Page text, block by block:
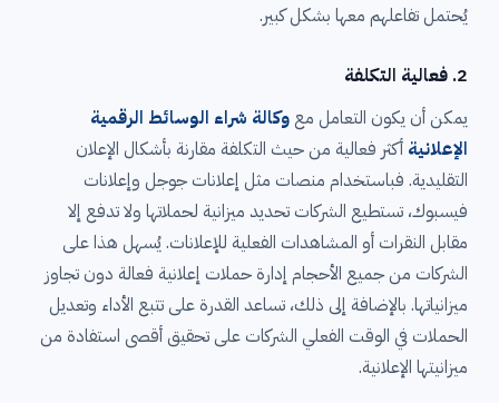
يُحتمل تفاعلهم معها بشكل كبير.
2. فعالية التكلفة
يمكن أن يكون التعامل مع وكالة شراء الوسائط الرقمية
الإعلانية أكثر فعالية من حيث التكلفة مقارنة بأشكال الإعلان
التقليدية. فباستخدام منصات مثل إعلانات جوجل وإعلانات
فيسبوك، تستطيع الشركات تحديد ميزانية لحملاتها ولا تدفع إلا
مقابل النقرات أو المشاهدات الفعلية للإعلانات. يُسهل هذا على
الشركات من جميع الأحجام إدارة حملات إعلانية فعالة دون تجاوز
ميزانياتها. بالإضافة إلى ذلك، تساعد القدرة على تتبع الأداء وتعديل
الحملات في الوقت الفعلي الشركات على تحقيق أقصى استفادة من
ميزانيتها الإعلانية.